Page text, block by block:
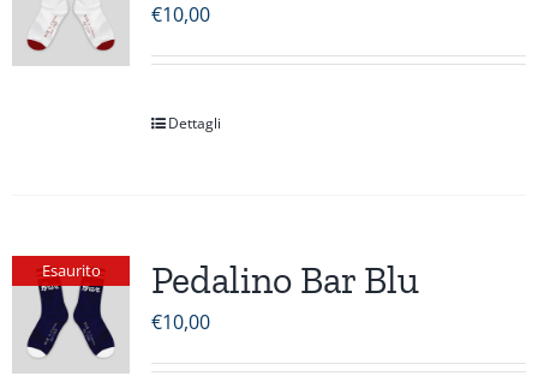
€10,00
Dettagli
Esaurito Pedalino Bar Blu
€10,00